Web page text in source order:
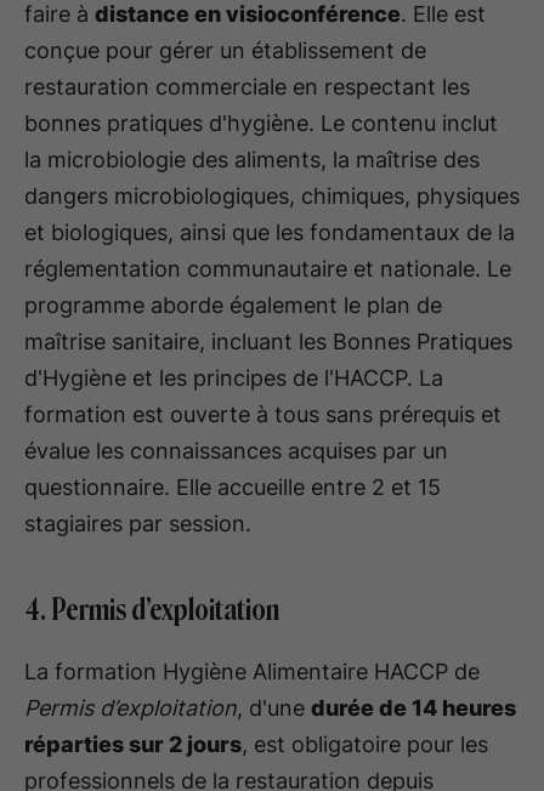
faire à distance en visioconférence. Elle est
conçue pour gérer un établissement de
restauration commerciale en respectant les
bonnes pratiques d'hygiène. Le contenu inclut
la microbiologie des aliments, la maîtrise des
dangers microbiologiques, chimiques, physiques
et biologiques, ainsi que les fondamentaux de la
réglementation communautaire et nationale. Le
programme aborde également le plan de
maîtrise sanitaire, incluant les Bonnes Pratiques
d'Hygiène et les principes de l'HACCP. La
formation est ouverte à tous sans prérequis et
évalue les connaissances acquises par un
questionnaire. Elle accueille entre 2 et 15
stagiaires par session.
4. Permis d’exploitation
La formation Hygiène Alimentaire HACCP de
Permis d’exploitation, d'une durée de 14 heures
réparties sur 2 jours, est obligatoire pour les
professionnels de la restauration depuis